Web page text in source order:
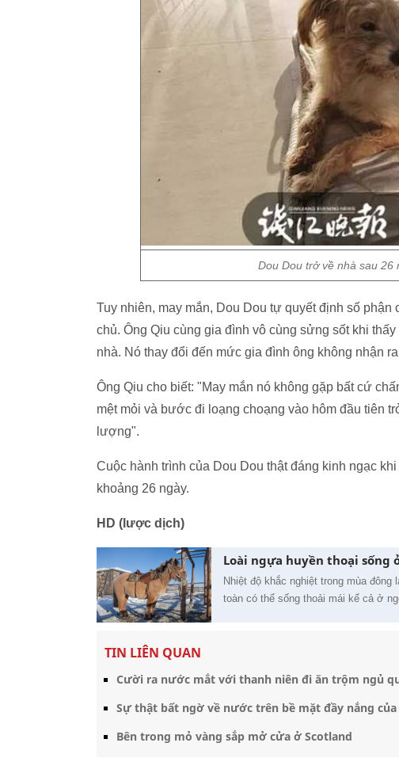
Dou Dou trở về nhà sau 26
Tuy nhiên, may mắn, Dou Dou tự quyết định số
chủ. Ông Qiu cùng gia đình vô cùng sửng sốt khi
nhà. Nó thay đổi đến mức gia đình ông không nhận
Ông Qiu cho biết: "May mắn nó không gặp bất cứ
mệt mỏi và bước đi loạng choạng vào hôm đầu tiên
lượng".
Cuộc hành trình của Dou Dou thật đáng kinh ngạc
khoảng 26 ngày.
HD (lược dịch)
Loài ngựa huyền thoại sống
Nhiệt độ khắc nghiệt trong mùa
toàn có thể sống thoải mái kể cả ở
TIN LIÊN QUAN
Cười ra nước mắt với thanh niên đi ăn trộm ngủ
Sự thật bất ngờ về nước trên bề mặt đầy nắng của
Bên trong mỏ vàng sắp mở cửa ở Scotland